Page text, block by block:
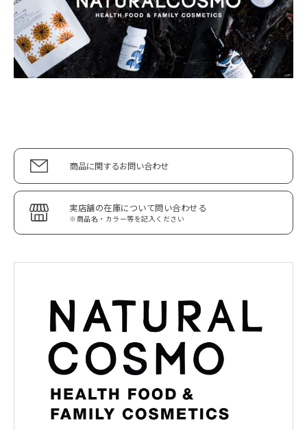
商品に関するお問い合わせ
実店舗の在庫について問い合わせる
※商品名・カラー等を記入ください